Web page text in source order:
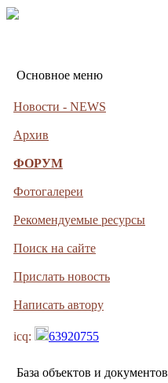
Основное меню
Новости - NEWS
Архив
ФОРУМ
Фотогалереи
Рекомендуемые ресурсы
Поиск на сайте
Прислать новость
Написать автору
icq: 63920755
База объектов и документов